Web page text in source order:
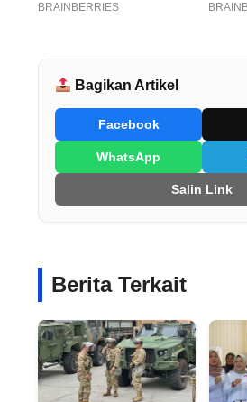
Bagikan Artikel
Facebook
WhatsApp
Salin Link
Berita Terkait